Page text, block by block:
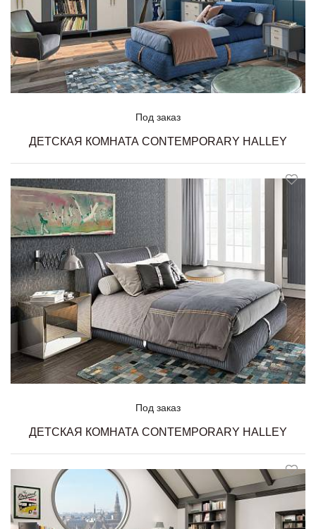
Под заказ
ДЕТСКАЯ КОМНАТА CONTEMPORARY HALLEY
Под заказ
ДЕТСКАЯ КОМНАТА CONTEMPORARY HALLEY